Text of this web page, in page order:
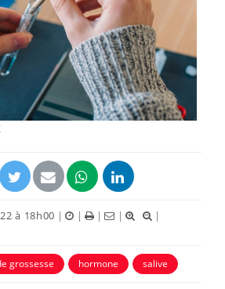
à 18h00 | | | |
|
grossesse hormone salive